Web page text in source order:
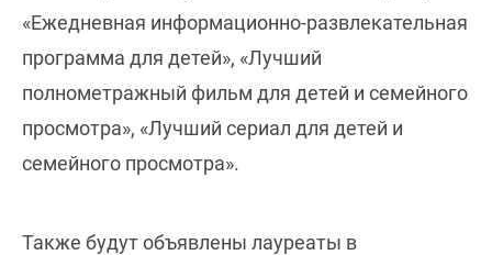
«Ежедневная информационно-развлекательная
программа для детей», «Лучший
полнометражный фильм для детей и семейного
просмотра», «Лучший сериал для детей и
семейного просмотра».
Также будут объявлены лауреаты в